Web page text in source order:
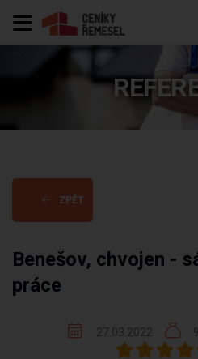
ZPĚT
Benešov, chvojen -
práce
27.03.2022